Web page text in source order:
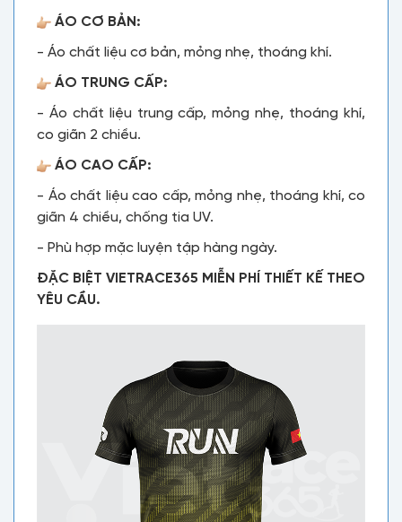
ÁO CƠ BẢN:
- Áo chất liệu cơ bản, mỏng nhẹ, thoáng khí.
ÁO TRUNG CẤP:
- Áo chất liệu trung cấp, mỏng nhẹ, thoáng khí,
co giãn 2 chiều.
ÁO CAO CẤP:
- Áo chất liệu cao cấp, mỏng nhẹ, thoáng khí, co
giãn 4 chiều, chống tia UV.
- Phù hợp mặc luyện tập hàng ngày.
ĐẶC BIỆT VIETRACE365 MIỄN PHÍ THIẾT KẾ THEO
YÊU CẦU.